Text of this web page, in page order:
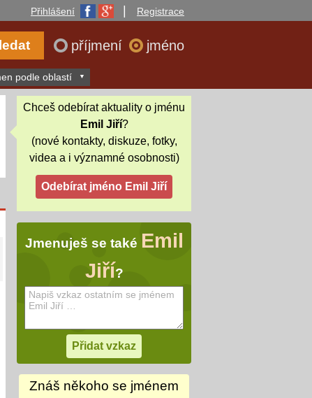
Přihlášení Registrace
příjmení jméno
podle oblastí
Chceš odebírat aktuality o jménu
Emil Jiří?
(nové kontakty, diskuze, fotky,
videa a i významné osobnosti)
Jmenuješ se také Emil
Jiří?
Znáš někoho se jménem